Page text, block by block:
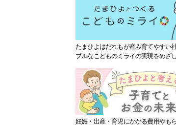
たまひよはだれもが産み育てやすい
ブルなこどものミライの実現をめざ
妊娠・出産・育児にかかる費用やも